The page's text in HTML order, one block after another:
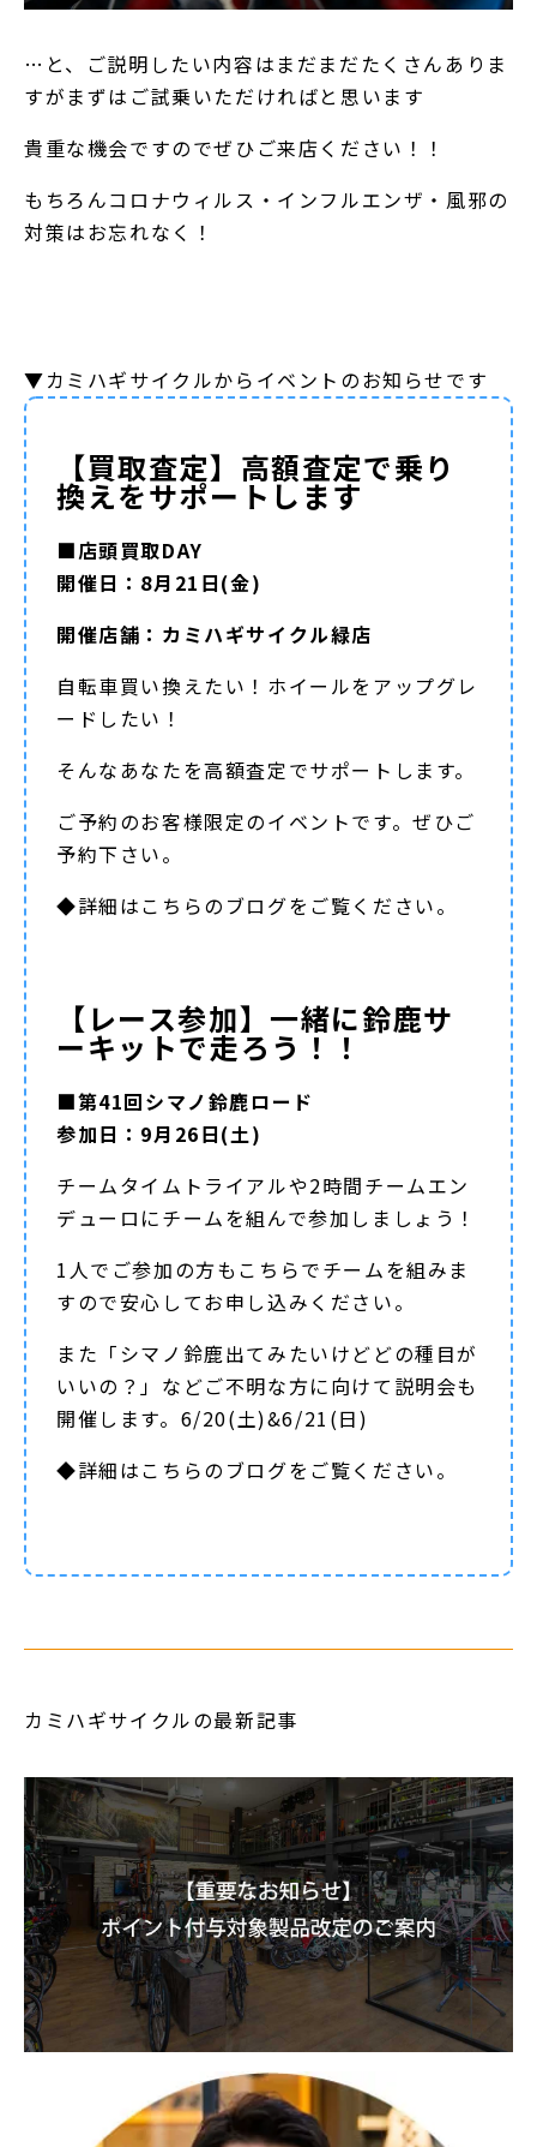
…と、ご説明したい内容はまだまだたくさんありま
すがまずはご試乗いただければと思います
貴重な機会ですのでぜひご来店ください！！
もちろんコロナウィルス・インフルエンザ・風邪の
対策はお忘れなく！
▼カミハギサイクルからイベントのお知らせです
【買取査定】高額査定で乗り
換えをサポートします
■店頭買取DAY
開催日：8月21日(金)
開催店舗：カミハギサイクル緑店
自転車買い換えたい！ホイールをアップグレ
ードしたい！
そんなあなたを高額査定でサポートします。
ご予約のお客様限定のイベントです。ぜひご
予約下さい。
◆詳細はこちらのブログをご覧ください。
【レース参加】一緒に鈴鹿サ
ーキットで走ろう！！
■第41回シマノ鈴鹿ロード
参加日：9月26日(土)
チームタイムトライアルや2時間チームエン
デューロにチームを組んで参加しましょう！
1人でご参加の方もこちらでチームを組みま
すので安心してお申し込みください。
また「シマノ鈴鹿出てみたいけどどの種目が
いいの？」などご不明な方に向けて説明会も
開催します。6/20(土)&6/21(日)
◆詳細はこちらのブログをご覧ください。
カミハギサイクルの最新記事